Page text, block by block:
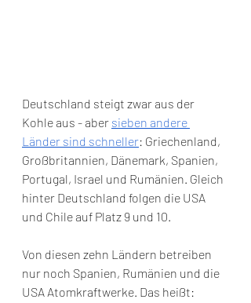
Deutschland steigt zwar aus der
Kohle aus - aber sieben andere
Länder sind schneller: Griechenland,
Großbritannien, Dänemark, Spanien,
Portugal, Israel und Rumänien. Gleich
hinter Deutschland folgen die USA
und Chile auf Platz 9 und 10.
Von diesen zehn Ländern betreiben
nur noch Spanien, Rumänien und die
USA Atomkraftwerke. Das heißt: